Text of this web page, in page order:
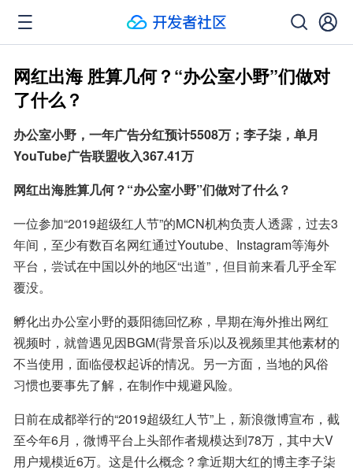
网红出海 胜算几何？“办公室小野”们做对
了什么？
办公室小野，一年广告分红预计5508万；李子柒，单月
YouTube广告联盟收入367.41万
网红出海胜算几何？“办公室小野”们做对了什么？
一位参加“2019超级红人节”的MCN机构负责人透露，过去3
年间，至少有数百名网红通过Youtube、Instagram等海外
平台，尝试在中国以外的地区“出道”，但目前来看几乎全军
覆没。
孵化出办公室小野的聂阳德回忆称，早期在海外推出网红
视频时，就曾遇见因BGM(背景音乐)以及视频里其他素材的
不当使用，面临侵权起诉的情况。另一方面，当地的风俗
习惯也要事先了解，在制作中规避风险。
日前在成都举行的“2019超级红人节”上，新浪微博宣布，截
至今年6月，微博平台上头部作者规模达到78万，其中大V
用户规模近6万。这是什么概念？拿近期大红的博主李子柒